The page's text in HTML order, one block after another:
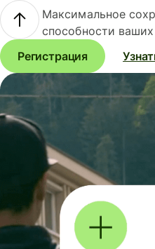
Максимальное
способности
Регистрация